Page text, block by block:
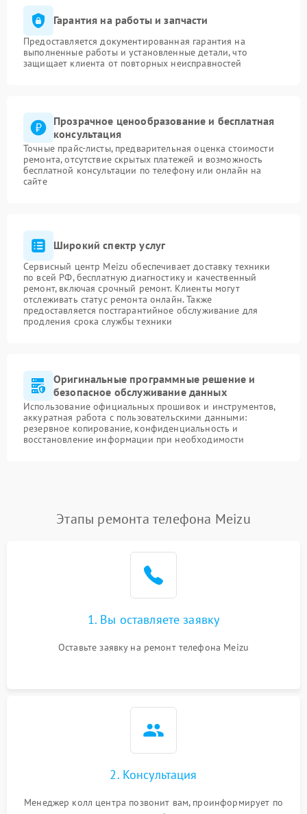
Гарантия на работы и запчасти
Предоставляется документированная гарантия на
выполненные работы и установленные детали, что
защищает клиента от повторных неисправностей
Прозрачное ценообразование и бесплатная
консультация
Точные прайс-листы, предварительная оценка стоимости
ремонта, отсутствие скрытых платежей и возможность
бесплатной консультации по телефону или онлайн на
сайте
Широкий спектр услуг
Сервисный центр Meizu обеспечивает доставку техники
по всей РФ, бесплатную диагностику и качественный
ремонт, включая срочный ремонт. Клиенты могут
отслеживать статус ремонта онлайн. Также
предоставляется постгарантийное обслуживание для
продления срока службы техники
Оригинальные программные решение и
безопасное обслуживание данных
Использование официальных прошивок и инструментов,
аккуратная работа с пользовательскими данными:
резервное копирование, конфиденциальность и
восстановление информации при необходимости
Этапы ремонта телефона Meizu
1. Вы оставляете заявку
Оставьте заявку на ремонт телефона Meizu
2. Консультация
Менеджер колл центра позвонит вам, проинформирует по